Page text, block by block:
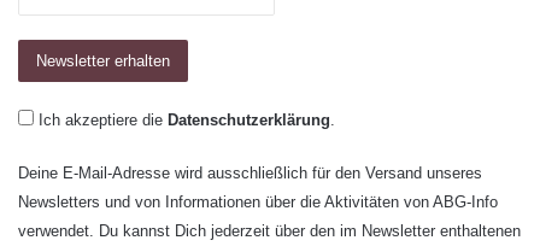
Ich akzeptiere die Datenschutzerklärung.
Deine E-Mail-Adresse wird ausschließlich für den Versand unseres
Newsletters und von Informationen über die Aktivitäten von ABG-Info
verwendet. Du kannst Dich jederzeit über den im Newsletter enthaltenen